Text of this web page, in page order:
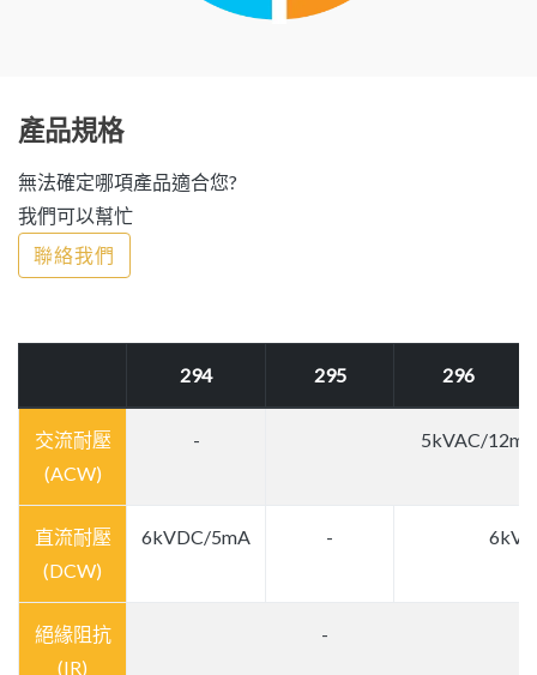
產品規格
無法確定哪項產品適合您?
我們可以幫忙
聯絡我們
294 295 296
交流耐壓
(ACW)
- 5kVAC/12mA
直流耐壓
(DCW)
6kVDC/5mA -
絕緣阻抗
(IR)
-